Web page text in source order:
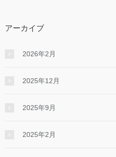
アーカイブ
2026年2月
2025年12月
2025年9月
2025年2月